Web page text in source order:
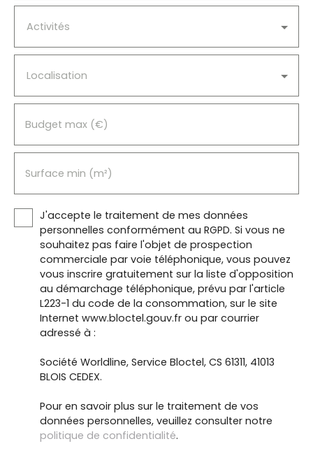
Activités
Localisation
Budget max (€)
Surface min (m²)
J'accepte le traitement de mes données
personnelles conformément au RGPD. Si vous ne
souhaitez pas faire l'objet de prospection
commerciale par voie téléphonique, vous pouvez
vous inscrire gratuitement sur la liste d'opposition
au démarchage téléphonique, prévu par l'article
L223-1 du code de la consommation, sur le site
Internet www.bloctel.gouv.fr ou par courrier
adressé à :
Société Worldline, Service Bloctel, CS 61311, 41013
BLOIS CEDEX.
Pour en savoir plus sur le traitement de vos
données personnelles, veuillez consulter notre
politique de confidentialité.